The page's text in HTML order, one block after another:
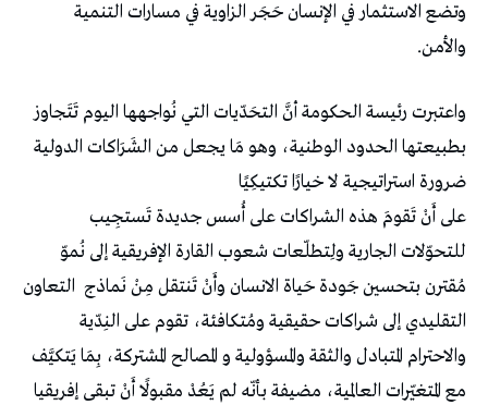
وتضع الاستثمار في الإنسان حَجَر الزاوية في مسارات التنمية
والأمن.
واعتبرت رئيسة الحكومة أنَّ التحَدّيات التي نُواجهها اليوم تَتَجاوز
بطبيعتها الحدود الوطنية، وهو مَا يجعل من الشَرَاكات الدولية
ضرورة استراتيجية لا خيارًا تكتيكِيًا
على أَنْ تَقومَ هذه الشراكات على أُسس جديدة تَستجِيب
للتحوّلات الجارية ولِتطلّعات شعوب القارة الإفريقية إلى نُموّ
مُقترن بتحسين جَودة حَياة الانسان وأَنْ تَنتقل مِنْ نَماذج التعاون
التقليدي إلى شراكات حقيقية ومُتكافئة، تقوم على النِدّية
والاحترام المتبادل والثقة والمسؤولية و المصالح المشتركة، بِمَا يَتكيَّف
مع المتغيّرات العالمية، مضيفة بأنّه لم يَعُدْ مقبولًا أَنْ تبقى إفريقيا